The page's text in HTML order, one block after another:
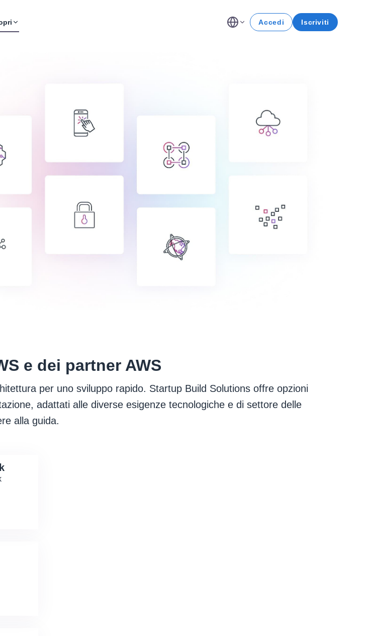
Accedi Iscriviti
e dei partner AWS
per uno sviluppo rapido. Startup Build Solutions offre opzioni
adattati alle diverse esigenze tecnologiche e di settore delle
alla guida.